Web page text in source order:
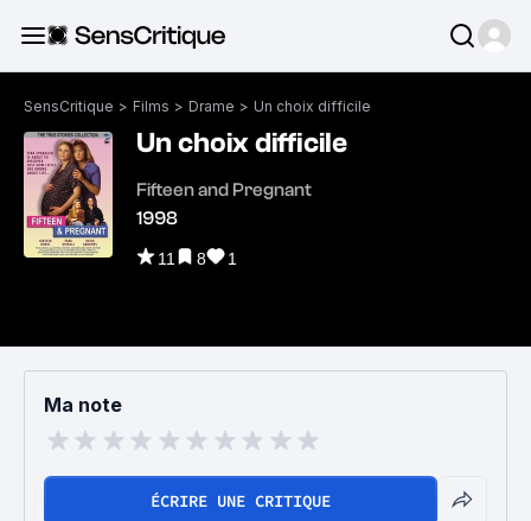
SensCritique > Films > Drame > Un choix difficile
Un choix difficile
Fifteen and Pregnant
1998
11 8 1
Ma note
ÉCRIRE UNE CRITIQUE